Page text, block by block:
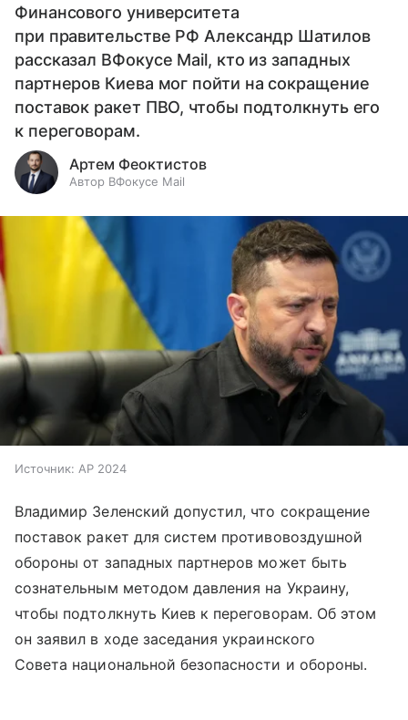
Финансового университета
при правительстве РФ Александр Шатилов
рассказал ВФокусе Mail, кто из западных
партнеров Киева мог пойти на сокращение
поставок ракет ПВО, чтобы подтолкнуть его
к переговорам.
Артем Феоктистов
Автор ВФокусе Mail
Источник: AP 2024
Владимир Зеленский допустил, что сокращение
поставок ракет для систем противовоздушной
обороны от западных партнеров может быть
сознательным методом давления на Украину,
чтобы подтолкнуть Киев к переговорам. Об этом
он заявил в ходе заседания украинского
Совета национальной безопасности и обороны.